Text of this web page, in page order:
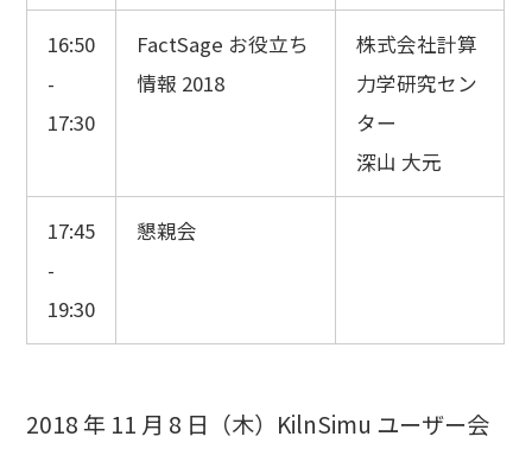
16:50
-
17:30
FactSage お役立ち
情報 2018
株式会社計算
力学研究セン
ター
深山 大元
17:45
-
19:30
懇親会
2018 年 11 月 8 日（木）KilnSimu ユーザー会